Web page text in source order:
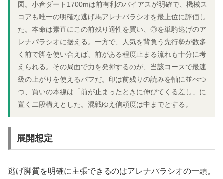
図。小倉ダート1700mは前有利のバイアスが明確で、機械ス
コアも唯一の明確な逃げ馬アレナパラシオを最上位に評価し
た。本命は素直にこの前残り適性を買い、◎を単騎逃げのア
レナパラシオに据える。一方で、人気を背負う先行勢が数多
く前で脚を使い合えば、前がある程度止まる流れも十分に考
えられる。その局面で力を発揮するのが、当該コースで最速
級の上がりを使えるパフだ。印は前残りの読みを軸に並べつ
つ、買いの本線は「前が止まったときに伸びてくる差し」に
置く二段構えとした。混戦ゆえ信頼度は中までとする。
展開想定
逃げ脚質を明確に主張できるのはアレナパラシオの一頭。